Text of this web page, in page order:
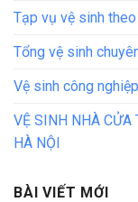
Tạp vụ vệ sinh
Tổng vệ sinh
Vệ sinh công
VỆ SINH NHÀ CỬA
HÀ NỘI
BÀI VIẾT MỚI